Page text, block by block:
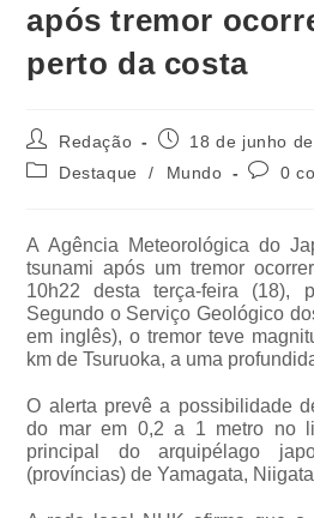
após tremor
perto da costa
Redação
18 de junho
Destaque
/ Mundo 0
A Agência Meteorológica do
tsunami após um tremor
10h22 desta terça-feira (18),
Segundo o Serviço Geológico
em inglês), o tremor teve
km de Tsuruoka, a uma
O alerta prevê a possibilidade
do mar em 0,2 a 1 metro no
principal do arquipélago
(províncias) de Yamagata,